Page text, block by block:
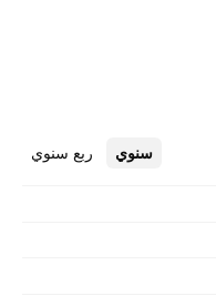
سنوي ربع سنوي